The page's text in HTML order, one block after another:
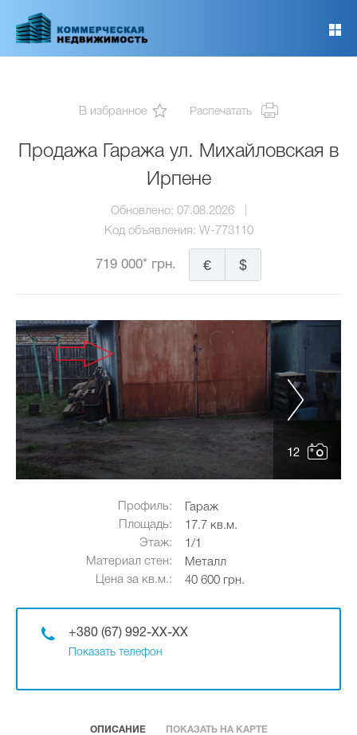
основному
В избранное Распечатать
Продажа Гаража ул. Михайловская в
Ирпене
Обновлено: 07.08.2026
Код объявления: W-773110
719 000* грн. $
€
12
Профиль:
Гараж
Площадь:
17.7 кв.м.
Этаж:
1/1
Материал стен:
Металл
Цена за кв.м.:
40 600 грн.
+380 (67) 992-XX-XX
Показать телефон
ОПИСАНИЕ ПОКАЗАТЬ НА КАРТЕ